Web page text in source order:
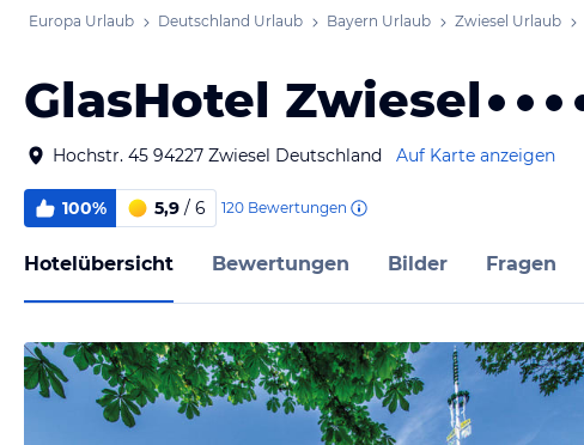
Europa Urlaub Deutschland Urlaub Bayern Urlaub Zwiesel Urlaub
GlasHotel Zwiesel
Hochstr. 45 94227 Zwiesel Deutschland Auf Karte anzeigen
100% 5,9 / 6 120 Bewertungen
Hotelübersicht Bewertungen Bilder Fragen